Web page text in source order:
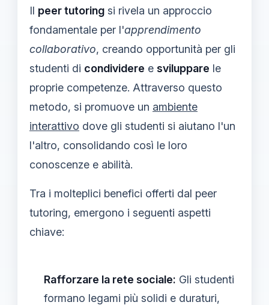
Il peer tutoring si rivela un approccio
fondamentale per l'apprendimento
collaborativo, creando opportunità per gli
studenti di condividere e sviluppare le
proprie competenze. Attraverso questo
metodo, si promuove un ambiente
interattivo dove gli studenti si aiutano l'un
l'altro, consolidando così le loro
conoscenze e abilità.
Tra i molteplici benefici offerti dal peer
tutoring, emergono i seguenti aspetti
chiave:
Rafforzare la rete sociale: Gli studenti
formano legami più solidi e duraturi,